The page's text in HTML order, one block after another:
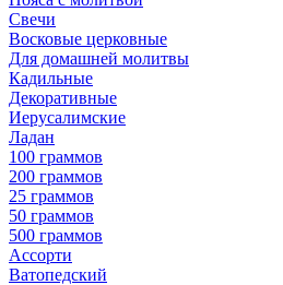
Свечи
Восковые церковные
Для домашней молитвы
Кадильные
Декоративные
Иерусалимские
Ладан
100 граммов
200 граммов
25 граммов
50 граммов
500 граммов
Ассорти
Ватопедский